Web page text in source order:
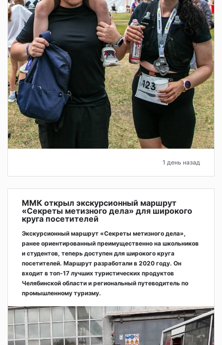
1 день назад
ММК открыл экскурсионный маршрут
«Секреты метизного дела» для широкого
круга посетителей
Экскурсионный маршрут «Секреты метизного дела»,
ранее ориентированный преимущественно на школьников
и студентов, теперь доступен для широкого круга
посетителей. Маршрут разработали в 2020 году. Он
входит в топ-17 лучших туристических продуктов
Челябинской области и региональный путеводитель по
промышленному туризму.